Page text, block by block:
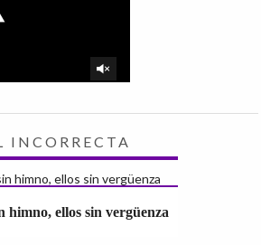
INCORRECTA
himno, ellos sin vergüenza